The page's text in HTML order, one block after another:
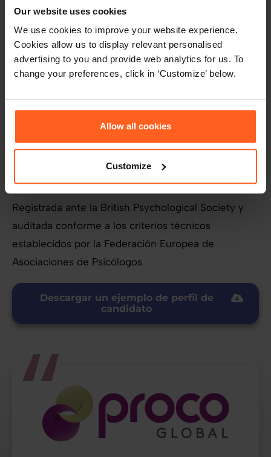
Our website uses cookies
We use cookies to improve your website experience.
Cookies allow us to display relevant personalised
advertising to you and provide web analytics for us. To
change your preferences, click in ‘Customize’ below.
Allow all cookies
Customize
Información sobre la evaluación
Tipo de evaluación:
inteligencia emocional
Formato:153 preguntas
Tiempo para terminarla:30 minutos
Capacitación requerida:acreditación para
TEIQue
Registrada ante la British Psychological Society y
auditada conforme a los criterios técnicos
establecidos por la Federación Europea de
Asociaciones de Psicólogos
Descargar un ejemplo de perfil de
candidato